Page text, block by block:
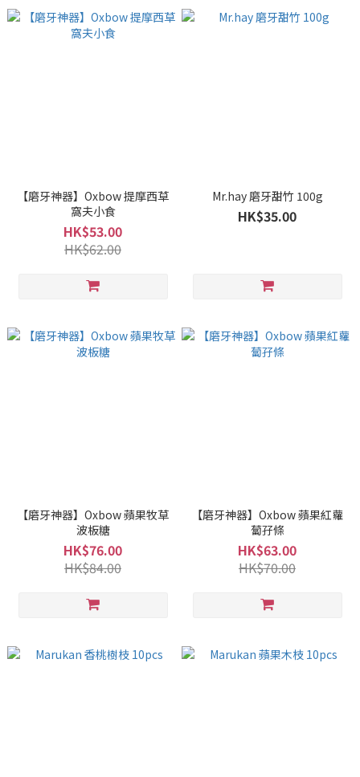
【磨牙神器】Oxbow 提摩西草
窩夫小食
HK$53.00
HK$62.00
Mr.hay 磨牙甜竹 100g
HK$35.00
【磨牙神器】Oxbow 蘋果牧草
波板糖
HK$76.00
HK$84.00
【磨牙神器】Oxbow 蘋果紅蘿
蔔孖條
HK$63.00
HK$70.00